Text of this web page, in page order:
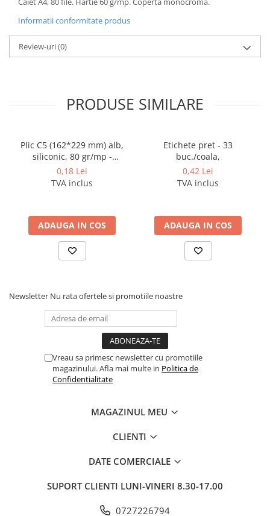
Radiere
Creta scolara
Plastilina
Sabloane
Truse geometrie
Markere permanente
Markere speciale pentru desen
Pixuri si rezerve
Ghiozdane si genti scolare
Genti laptop
Carti si jocuri pentru copii
Carti de colorat si povestit
Jocuri / Party
Cerneala si rezerva pentru stilou
Informatii conformitate produs
Review-uri(0)
PRODUSE SIMILARE
Plic C5 (162*229 mm) alb,
siliconic, 80 gr/mp -
deschidere pe latura mica
0,18 Lei
TVA inclus
ADAUGA IN COS
Etichete pret - 33
buc./coala,
0,42 Lei
TVA inclus
ADAUGA IN COS
Newsletter Nu rata ofertele si promotiile noastre
Vreau sa primesc newsletter cu promotiile
magazinului. Afla mai multe in Politica de
Confidentialitate
MAGAZINUL MEU
CLIENTI
DATE COMERCIALE
SUPORT CLIENTI LUNI-VINERI 8.30-17.00
0727226794